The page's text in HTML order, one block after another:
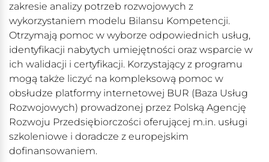
zakresie analizy potrzeb rozwojowych z
wykorzystaniem modelu Bilansu Kompetencji.
Otrzymają pomoc w wyborze odpowiednich usług,
identyfikacji nabytych umiejętności oraz wsparcie w
ich walidacji i certyfikacji. Korzystający z programu
mogą także liczyć na kompleksową pomoc w
obsłudze platformy internetowej BUR (Baza Usług
Rozwojowych) prowadzonej przez Polską Agencję
Rozwoju Przedsiębiorczości oferującej m.in. usługi
szkoleniowe i doradcze z europejskim
dofinansowaniem.